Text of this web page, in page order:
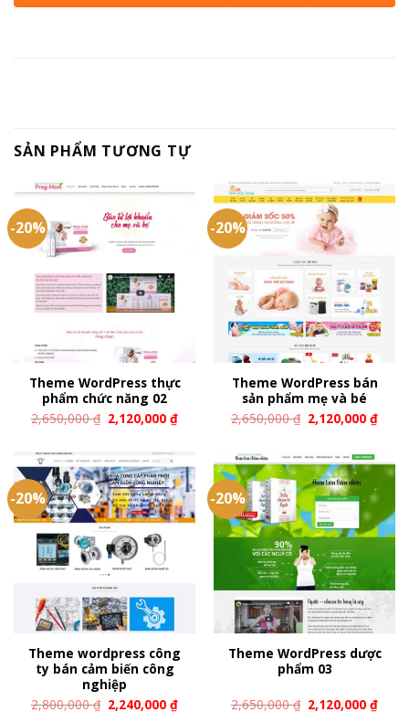
SẢN PHẨM TƯƠNG TỰ
-20%
Theme WordPress thực
phẩm chức năng 02
2,650,000₫ 2,120,000₫
-20%
Theme WordPress bán
sản phẩm mẹ và bé
2,650,000₫ 2,120,000₫
-20%
Theme wordpress công
ty bán cảm biến công
nghiệp
2,800,000₫ 2,240,000₫
-20%
Theme WordPress dược
phẩm 03
2,650,000₫ 2,120,000₫